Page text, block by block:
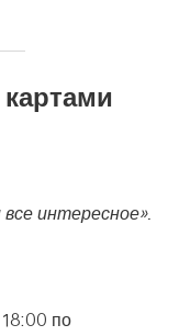
интересное».
по